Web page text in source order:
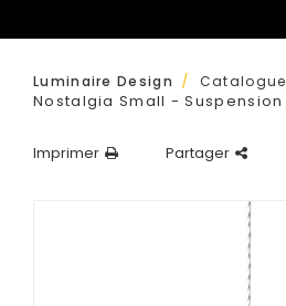
Luminaire Design / Catalogue
Nostalgia Small - Suspension
Imprimer Partager